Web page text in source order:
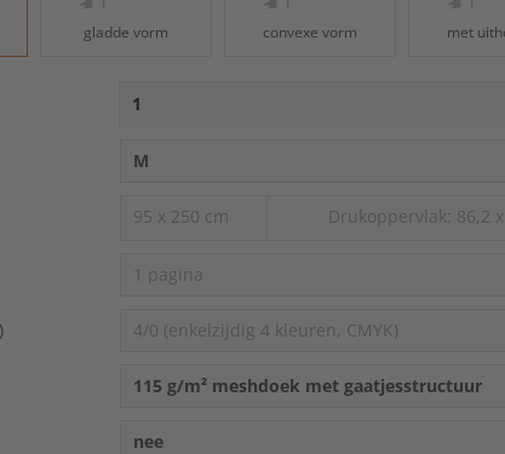
and
gladde vorm convexe vorm met
M
95 x 250 cm Drukoppervlak: 86,2
1 pagina
4/0 (enkelzijdig 4 kleuren, CMYK)
115 g/m² meshdoek met gaatjesstructuur
nee